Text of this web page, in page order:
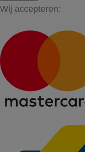
Wij accepteren: